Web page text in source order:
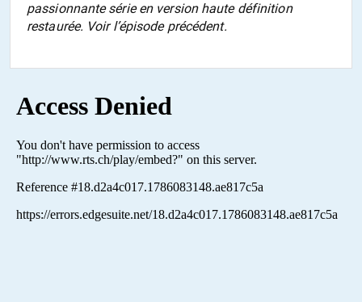
passionnante série en version haute définition
restaurée. Voir l’épisode précédent.